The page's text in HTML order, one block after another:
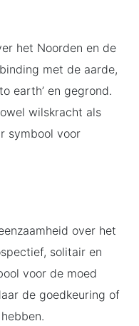
het Noorden en de
met de aarde,
earth’ en gegrond.
wilskracht als
symbool voor
over het
solitair en
voor de moed
de goedkeuring of